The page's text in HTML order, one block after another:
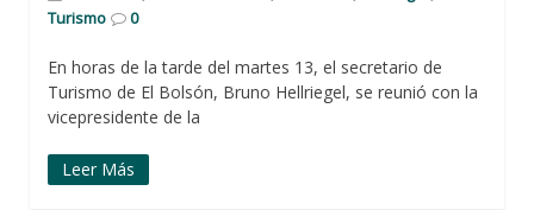
Turismo
0
En horas de la tarde del martes 13, el secretario de
Turismo de El Bolsón, Bruno Hellriegel, se reunió con la
vicepresidente de la
Leer Más